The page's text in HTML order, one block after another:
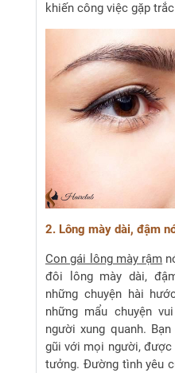
khiến công việc gặp
2. Lông mày dài, đậm
Con gái lông mày rậm
đôi lông mày dài,
những chuyện hài
những mẩu chuyện
người xung quanh.
gũi với mọi người,
tưởng. Đường tình yêu